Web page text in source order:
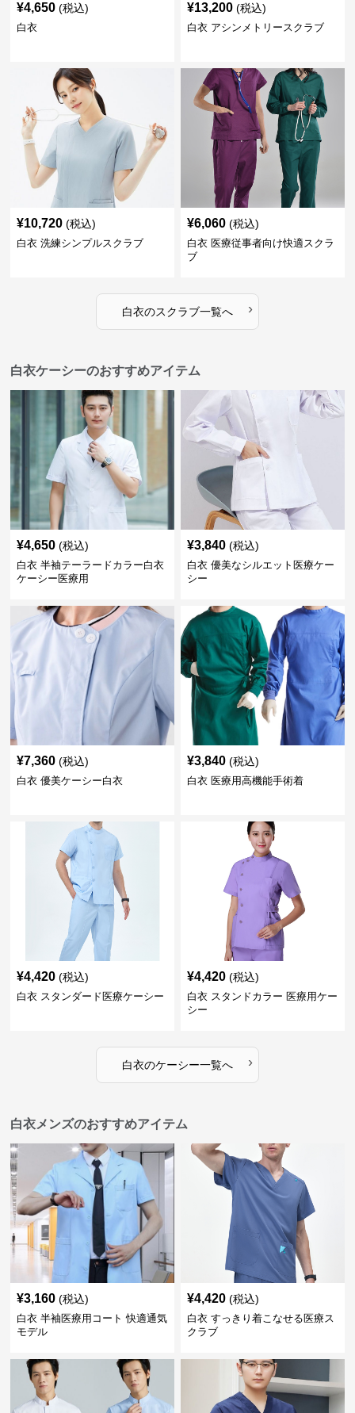
¥4,650 (税込)
白衣
¥13,200 (税込)
白衣 アシンメトリースクラブ
¥10,720 (税込)
白衣 洗練シンプルスクラブ
¥6,060 (税込)
白衣 医療従事者向け快適スクラ
ブ
白衣のスクラブ一覧へ ›
白衣ケーシーのおすすめアイテム
¥4,650 (税込)
白衣 半袖テーラードカラー白衣
ケーシー医療用
¥3,840 (税込)
白衣 優美なシルエット医療ケー
シー
¥7,360 (税込)
白衣 優美ケーシー白衣
¥3,840 (税込)
白衣 医療用高機能手術着
¥4,420 (税込)
白衣 スタンダード医療ケーシー
¥4,420 (税込)
白衣 スタンドカラー 医療用ケー
シー
白衣のケーシー一覧へ ›
白衣メンズのおすすめアイテム
¥3,160 (税込)
白衣 半袖医療用コート 快適通気
モデル
¥4,420 (税込)
白衣 すっきり着こなせる医療ス
クラブ